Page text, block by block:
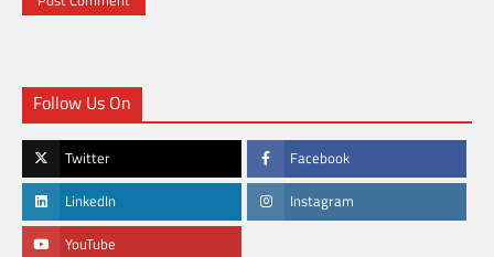
Follow Us On
Twitter Facebook
LinkedIn Instagram
YouTube